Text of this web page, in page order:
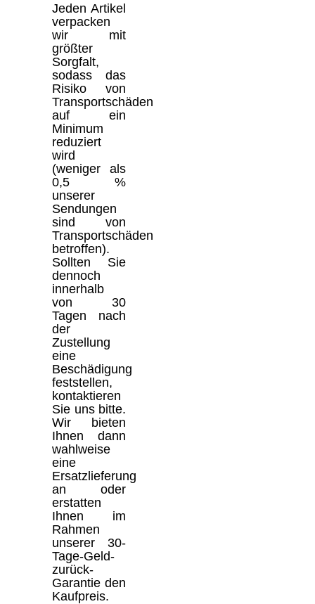
Jeden Artikel
verpacken
wir mit
größter
Sorgfalt,
sodass das
Risiko von
Transportschäden
auf ein
Minimum
reduziert
wird
(weniger als
0,5 %
unserer
Sendungen
sind von
Transportschäden
betroffen).
Sollten Sie
dennoch
innerhalb
von 30
Tagen nach
der
Zustellung
eine
Beschädigung
feststellen,
kontaktieren
Sie uns bitte.
Wir bieten
Ihnen dann
wahlweise
eine
Ersatzlieferung
an oder
erstatten
Ihnen im
Rahmen
unserer 30-
Tage-Geld-
zurück-
Garantie den
Kaufpreis.